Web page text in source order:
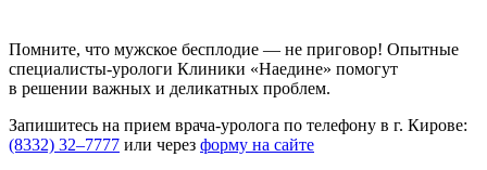
Помните, что мужское бесплодие — не приговор! Опытные
специалисты-урологи Клиники «Наедине» помогут
в решении важных и деликатных проблем.
Запишитесь на прием врача-уролога по телефону в г. Кирове:
(8332) 32–7777 или через форму на сайте